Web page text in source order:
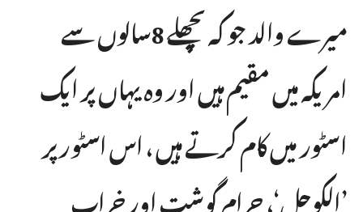
میرے والد جو کہ پچھلے 8سالوں سے
امریکہ میں مقیم ہیں اور وہ یہاں پر ایک
اسٹور میں کام کرتے ہیں ، اس اسٹور پر
’الکوحل‘، حرام گوشت اور خراب